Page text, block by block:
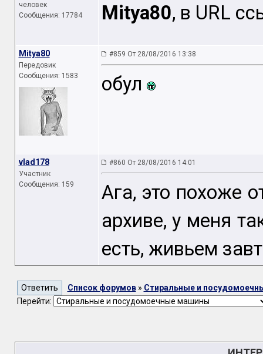
человек
Сообщения: 17784
Mitya80, в URL
Mitya80
Передовик
Сообщения: 1583
#859 От 28/08/2016 13:38
обул
vlad178
Участник
Сообщения: 159
#860 От 28/08/2016 14:01
Ага, это похоже
архиве, у меня
есть, живьем
Список форумов» Стиральные и
Перейти: